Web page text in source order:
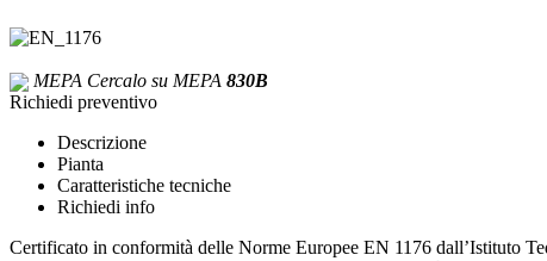
MEPA Cercalo su MEPA 830B
Richiedi preventivo
Descrizione
Pianta
Caratteristiche tecniche
Richiedi info
Certificato in conformità delle Norme Europee EN 1176 dall’Istituto